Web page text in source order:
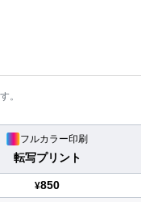
。
フルカラー印刷
転写プリント
¥850